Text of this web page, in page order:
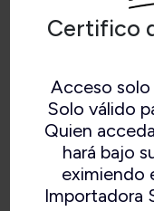
Certifico
Acceso solo
Solo válido
Quien
hará bajo
eximiendo
Importadora